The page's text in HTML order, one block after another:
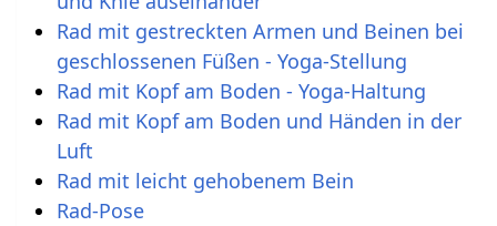
Rad mit gestreckten Armen und Beinen bei
geschlossenen Füßen - Yoga-Stellung
Rad mit Kopf am Boden - Yoga-Haltung
Rad mit Kopf am Boden und Händen in der
Luft
Rad mit leicht gehobenem Bein
Rad-Pose